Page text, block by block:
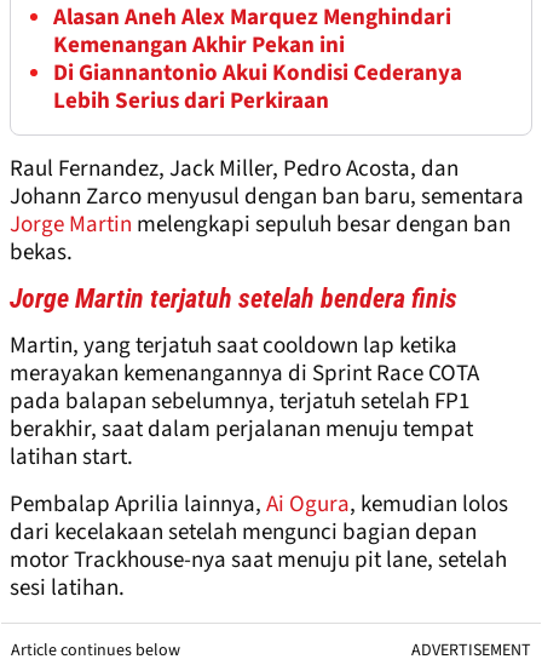
Alasan Aneh Alex Marquez Menghindari
Kemenangan Akhir Pekan ini
Di Giannantonio Akui Kondisi Cederanya
Lebih Serius dari Perkiraan
Raul Fernandez, Jack Miller, Pedro Acosta, dan
Johann Zarco menyusul dengan ban baru, sementara
Jorge Martin melengkapi sepuluh besar dengan ban
bekas.
Jorge Martin terjatuh setelah bendera finis
Martin, yang terjatuh saat cooldown lap ketika
merayakan kemenangannya di Sprint Race COTA
pada balapan sebelumnya, terjatuh setelah FP1
berakhir, saat dalam perjalanan menuju tempat
latihan start.
Pembalap Aprilia lainnya,Ai Ogura, kemudian lolos
dari kecelakaan setelah mengunci bagian depan
motor Trackhouse-nya saat menuju pit lane, setelah
sesi latihan.
Article continues below ADVERTISEMENT